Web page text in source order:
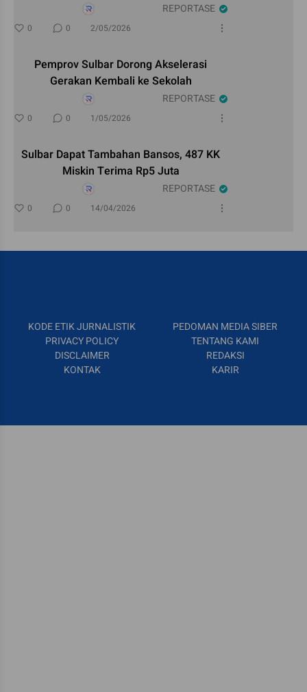
REPORTASE
0 0 2/05/2026
Pemprov Sulbar Dorong Akselerasi
Gerakan Kembali ke Sekolah
REPORTASE
0 0 1/05/2026
Sulbar Dapat Tambahan Bansos, 487 KK
Miskin Terima Rp5 Juta
REPORTASE
0 0 14/04/2026
KODE ETIK JURNALISTIK
PEDOMAN MEDIA SIBER
PRIVACY POLICY
TENTANG KAMI
DISCLAIMER
REDAKSI
KONTAK
KARIR